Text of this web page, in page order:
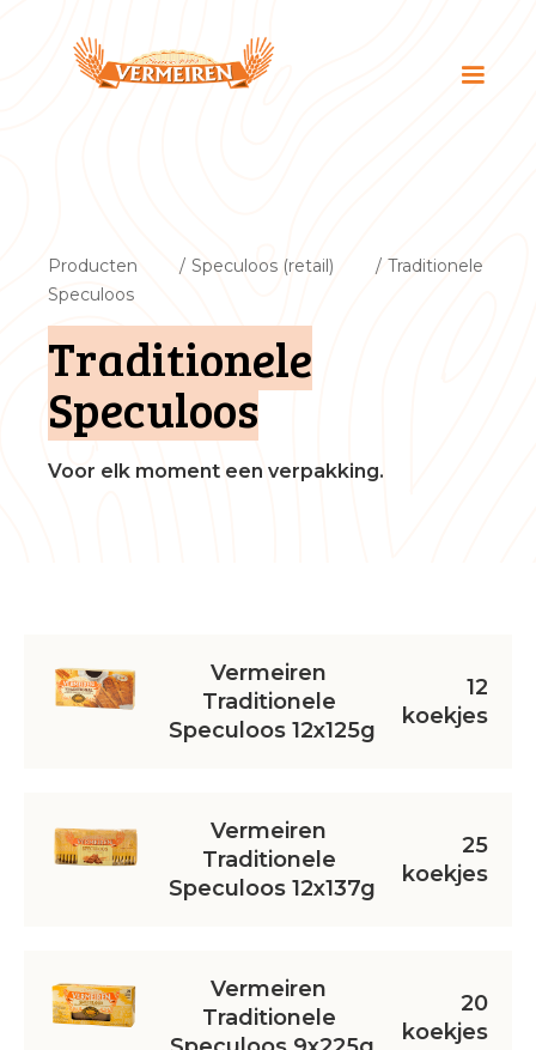
Producten / Speculoos (retail) / Traditionele
Speculoos
Traditionele
Speculoos
Voor elk moment een verpakking.
Vermeiren
Traditionele
Speculoos 12x125g
12
koekjes
Vermeiren
Traditionele
Speculoos 12x137g
25
koekjes
Vermeiren
Traditionele
20
koekjes